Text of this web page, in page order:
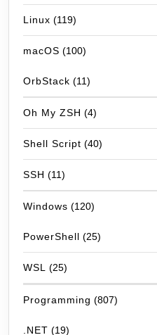
Linux (119)
macOS (100)
OrbStack (11)
Oh My ZSH (4)
Shell Script (40)
SSH (11)
Windows (120)
PowerShell (25)
WSL (25)
Programming (807)
.NET (19)